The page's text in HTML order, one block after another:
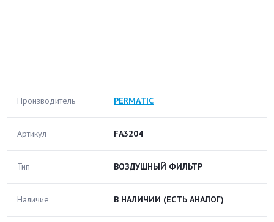
Производитель PERMATIC
Артикул FA3204
Тип ВОЗДУШНЫЙ ФИЛЬТР
Наличие В НАЛИЧИИ (ЕСТЬ АНАЛОГ)